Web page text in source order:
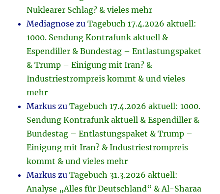
Nuklearer Schlag? & vieles mehr
Mediagnose zuTagebuch 17.4.2026 aktuell:
1000. Sendung Kontrafunk aktuell &
Espendiller & Bundestag – Entlastungspaket
& Trump – Einigung mit Iran? &
Industriestrompreis kommt & und vieles
mehr
Markus zuTagebuch 17.4.2026 aktuell: 1000.
Sendung Kontrafunk aktuell & Espendiller &
Bundestag – Entlastungspaket & Trump –
Einigung mit Iran? & Industriestrompreis
kommt & und vieles mehr
Markus zuTagebuch 31.3.2026 aktuell:
Analyse „Alles für Deutschland“ & Al-Sharaa